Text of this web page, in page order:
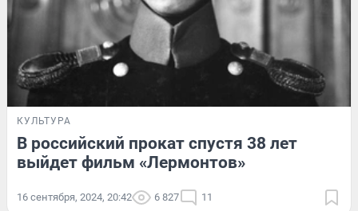
КУЛЬТУРА
В российский прокат спустя 38 лет
выйдет фильм «Лермонтов»
16 сентября, 2024, 20:42 6 827 11